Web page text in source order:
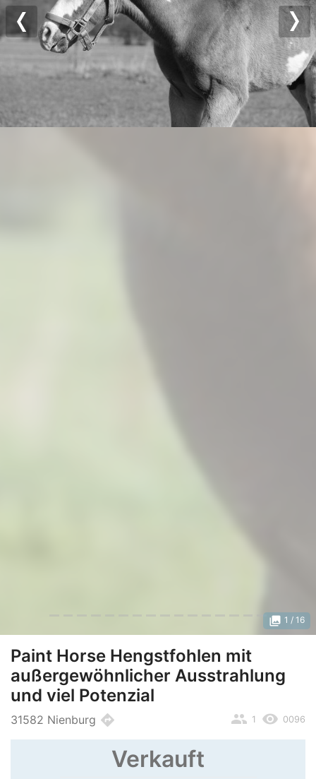
Previous
photo_library 1 / 16
Paint Horse Hengstfohlen mit
außergewöhnlicher Ausstrahlung
und viel Potenzial
31582 Nienburg directions remove_red_eye 0096
people 1
Verkauft